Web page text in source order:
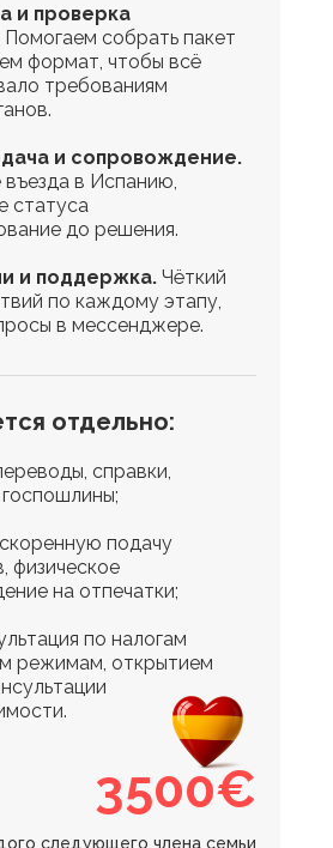
и проверка
Помогаем собрать пакет
формат, чтобы всё
требованиям
и сопровождение.
в Испанию,
статуса
до решения.
и поддержка. Чёткий
по каждому этапу,
в мессенджере.
справки,
подачу
физическое
на отпечатки;
по налогам
режимам, открытием
отдельно:
3500€
следующего члена семьи